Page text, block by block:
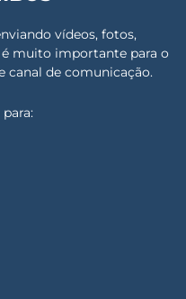
vídeos, fotos,
muito importante para o
canal de comunicação.